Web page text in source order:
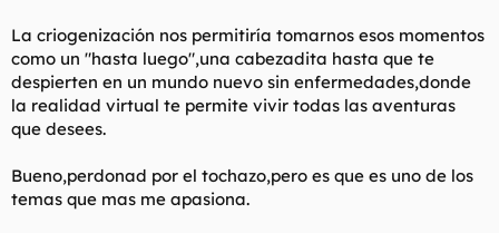
La criogenización nos permitiría tomarnos esos momentos
como un "hasta luego",una cabezadita hasta que te
despierten en un mundo nuevo sin enfermedades,donde
la realidad virtual te permite vivir todas las aventuras
que desees.
Bueno,perdonad por el tochazo,pero es que es uno de los
temas que mas me apasiona.